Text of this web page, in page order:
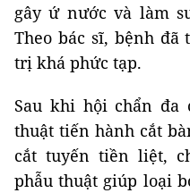
gây ứ nước và làm
Theo bác sĩ, bệnh
trị khá phức tạp.
Sau khi hội chẩn đa
thuật tiến hành cắt
cắt tuyến tiền liệt,
phẫu thuật giúp loại